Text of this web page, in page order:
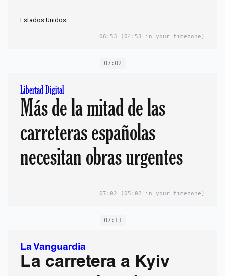
Estados Unidos
06:53 (04:53 in your timezone)
07:02
Libertad Digital
Más de la mitad de las
carreteras españolas
necesitan obras urgentes
07:02 (05:02 in your timezone)
07:11
La Vanguardia
La carretera a Kyiv